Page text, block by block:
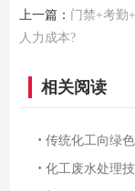
上一篇： 门禁+考勤
人力成本?
相关阅读
·传统化工向绿
·化工废水处理